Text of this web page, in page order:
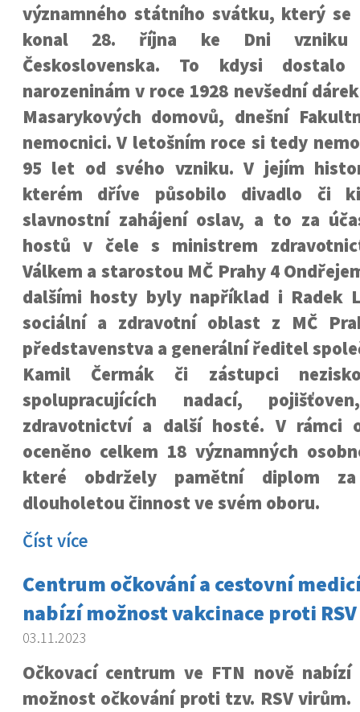
významného státního svátku, který se
konal 28. října ke Dni vzniku
Československa. To kdysi
narozeninám v roce 1928 nevšední
Masarykových domovů, dnešní
nemocnici. V letošním roce si tedy
95 let od svého vzniku. V jejím
kterém dříve působilo divadlo či
slavnostní zahájení oslav, a to za
hostů v čele s ministrem
Válkem a starostou MČ Prahy 4
dalšími hosty byly například i Radek
sociální a zdravotní oblast z MČ
představenstva a generální ředitel
Kamil Čermák či zástupci
spolupracujících nadací,
zdravotnictví a další hosté. V rámci
oceněno celkem 18 významných
které obdržely pamětní diplom
dlouholetou činnost ve svém oboru.
Číst více
Centrum očkování a cestovní
nabízí možnost vakcinace proti
03.11.2023
Očkovací centrum ve FTN nově nabízí
možnost očkování proti tzv. RSV virům.